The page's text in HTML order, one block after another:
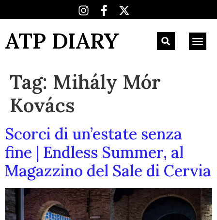
ATP DIARY
Tag: Mihály Mór
Kovács
Scorci di un’estate senza
fine | Endless Summer, al
Magazzino del Sale di Cervia